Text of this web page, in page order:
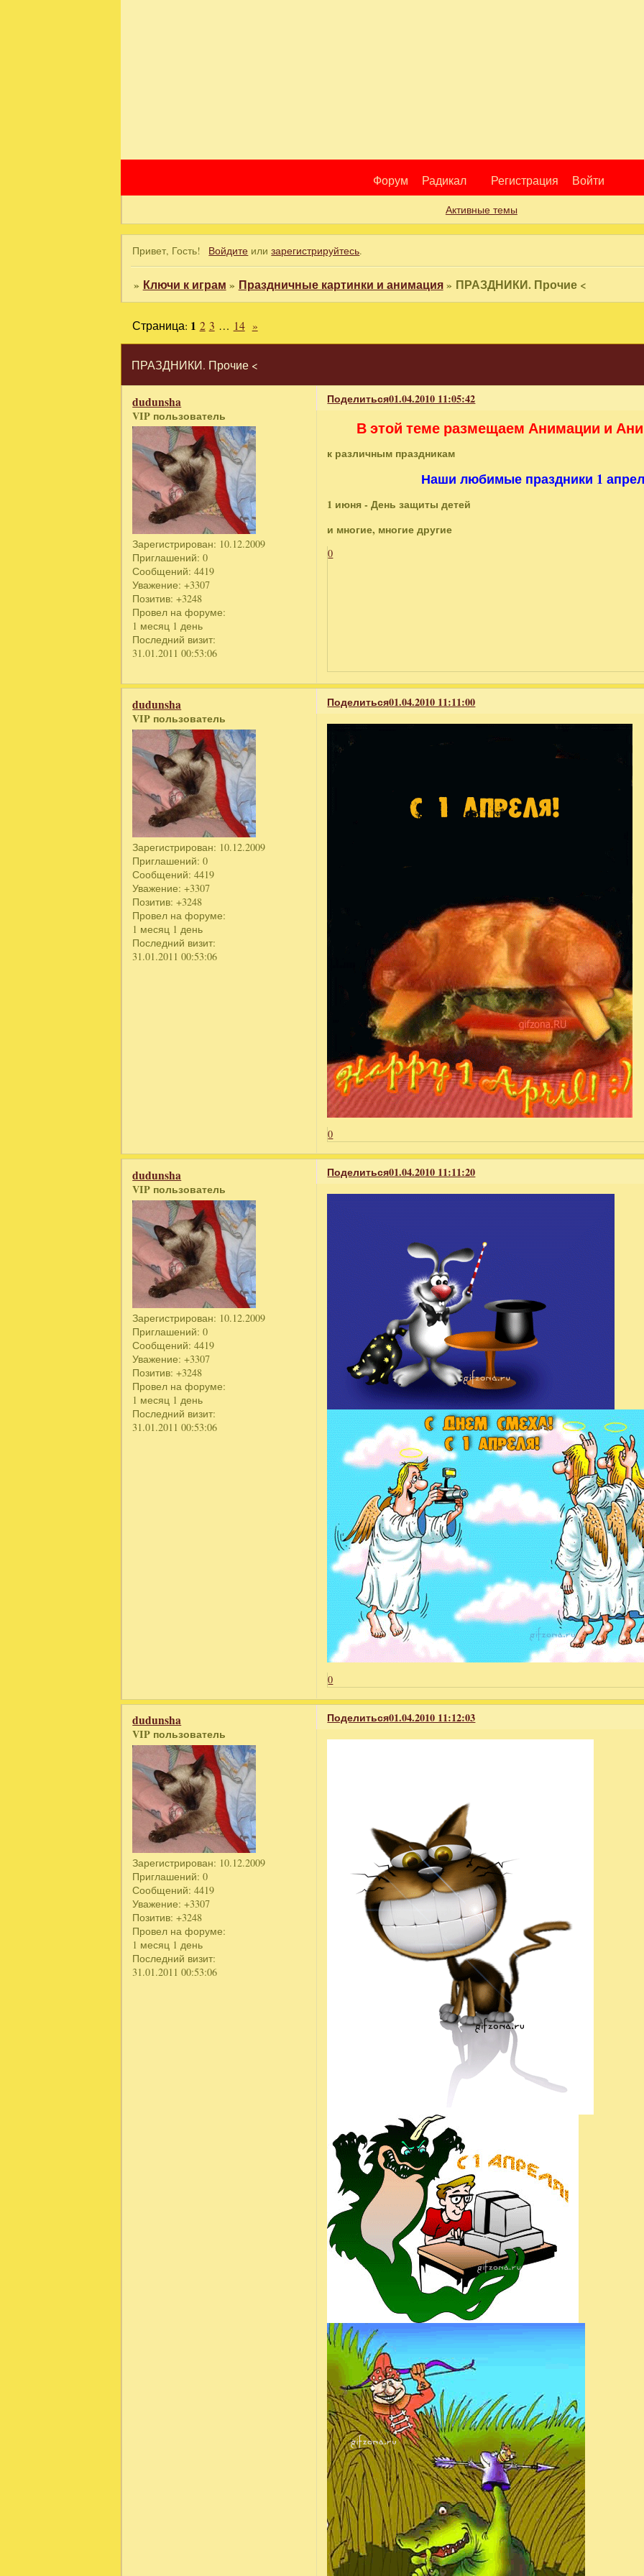
Форум Радикал Регистрация Войти
Активные темы
Привет, Гость! Войдите илизарегистрируйтесь.
» Ключи к играм » Праздничные картинки и анимация» ПРАЗДНИКИ. Прочие <
ПРАЗДНИКИ. Прочие <
Страница: 1 2 3 … 14 »
Поделиться01.04.2010 11:05:42
dudunsha
VIP пользователь
Зарегистрирован: 10.12.2009
Приглашений: 0
Сообщений: 4419
Уважение: +3307
Позитив: +3248
Провел на форуме:
1 месяц 1 день
Последний визит:
31.01.2011 00:53:06
В этой теме размещаем Анимации и
к различным праздникам
Наши любимые праздники 1
1 июня - День защиты детей
и многие, многие другие
0
Поделиться01.04.2010 11:11:00
dudunsha
VIP пользователь
Зарегистрирован: 10.12.2009
Приглашений: 0
Сообщений: 4419
Уважение: +3307
Позитив: +3248
Провел на форуме:
1 месяц 1 день
Последний визит:
31.01.2011 00:53:06
0
Поделиться01.04.2010 11:11:20
dudunsha
VIP пользователь
Зарегистрирован: 10.12.2009
Приглашений: 0
Сообщений: 4419
Уважение: +3307
Позитив: +3248
Провел на форуме:
1 месяц 1 день
Последний визит:
31.01.2011 00:53:06
0
Поделиться01.04.2010 11:12:03
dudunsha
VIP пользователь
Зарегистрирован: 10.12.2009
Приглашений: 0
Сообщений: 4419
Уважение: +3307
Позитив: +3248
Провел на форуме:
1 месяц 1 день
Последний визит:
31.01.2011 00:53:06